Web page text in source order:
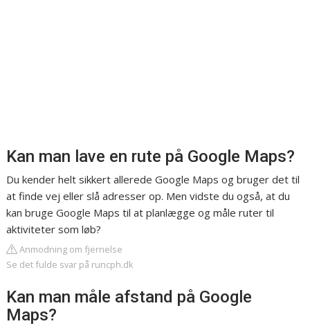
Kan man lave en rute på Google Maps?
Du kender helt sikkert allerede Google Maps og bruger det til
at finde vej eller slå adresser op. Men vidste du også, at du
kan bruge Google Maps til at planlægge og måle ruter til
aktiviteter som løb?
Anmodning om fjernelse
Se det fulde svar på runcph.dk
Kan man måle afstand på Google
Maps?